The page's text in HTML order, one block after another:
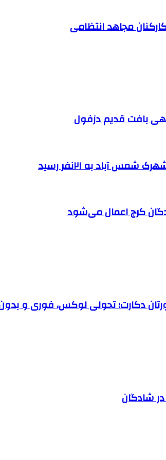
مجاهد انتظامی
آباد به ۲۱نفر رسید
کرج اعمال می‌شود
دکارت؛ تحولی لوکس، فوری و
شادگان